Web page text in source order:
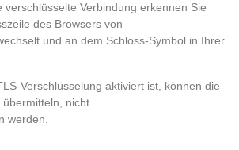
verschlüsselte Verbindung erkennen Sie
des Browsers von
wechselt und an dem Schloss-Symbol in Ihrer
Verschlüsselung aktiviert ist, können die
nicht
werden.